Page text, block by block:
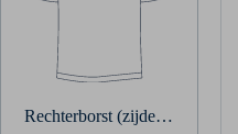
Rechterborst (zijde